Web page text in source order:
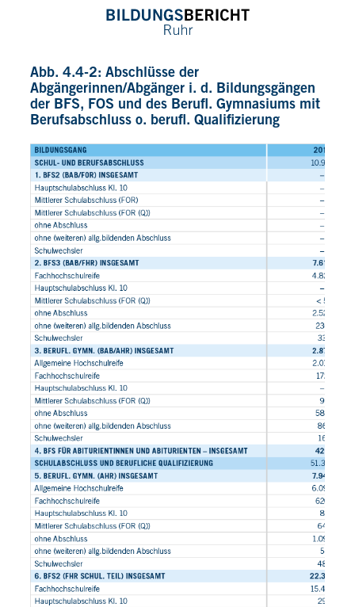
Abb. 4.4-2: Abschlüsse der
Abgängerinnen/Abgänger i. d. Bildungsgängen
der BFS, FOS und des Berufl. Gymnasiums mit
Berufsabschluss o. berufl. Qualifizierung